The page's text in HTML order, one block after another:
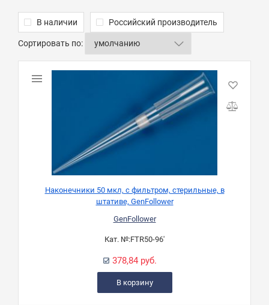
В наличии Российский производитель
Сортировать по:
Наконечники 50 мкл, с фильтром, стерильные, в
штативе, GenFollower
GenFollower
Кат. №:FTR50-96'
378,84 руб.
В корзину